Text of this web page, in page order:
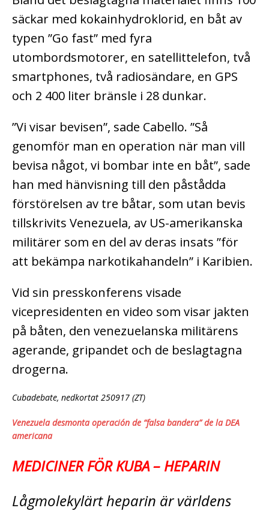
säckar med kokainhydroklorid, en båt av
typen ”Go fast” med fyra
utombordsmotorer, en satellittelefon, två
smartphones, två radiosändare, en GPS
och 2 400 liter bränsle i 28 dunkar.
”Vi visar bevisen”, sade Cabello. ”Så
genomför man en operation när man vill
bevisa något, vi bombar inte en båt”, sade
han med hänvisning till den påstådda
förstörelsen av tre båtar, som utan bevis
tillskrivits Venezuela, av US-amerikanska
militärer som en del av deras insats ”för
att bekämpa narkotikahandeln” i Karibien.
Vid sin presskonferens visade
vicepresidenten en video som visar jakten
på båten, den venezuelanska militärens
agerande, gripandet och de beslagtagna
drogerna.
Cubadebate, nedkortat 250917 (ZT)
Venezuela desmonta operación de “falsa bandera” de la DEA
americana
MEDICINER FÖR KUBA – HEPARIN
Lågmolekylärt heparin är världens